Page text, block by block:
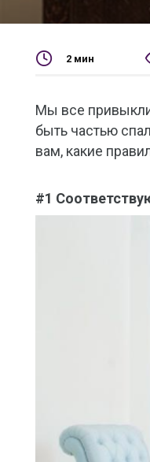
2 мин
Мы все привыкли
быть частью
вам, какие
#1